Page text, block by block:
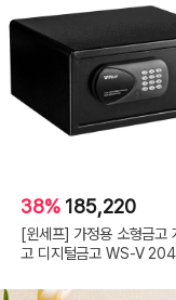
38% 185,220
[윈세프] 가정용 소형금고
고 디지털금고 WS-V